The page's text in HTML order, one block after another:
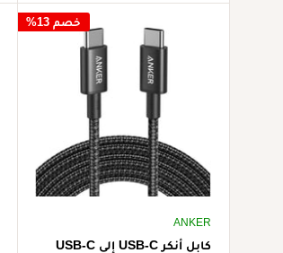
خصم 13%
ANKER
كابل أنكر USB-C إلى USB-C